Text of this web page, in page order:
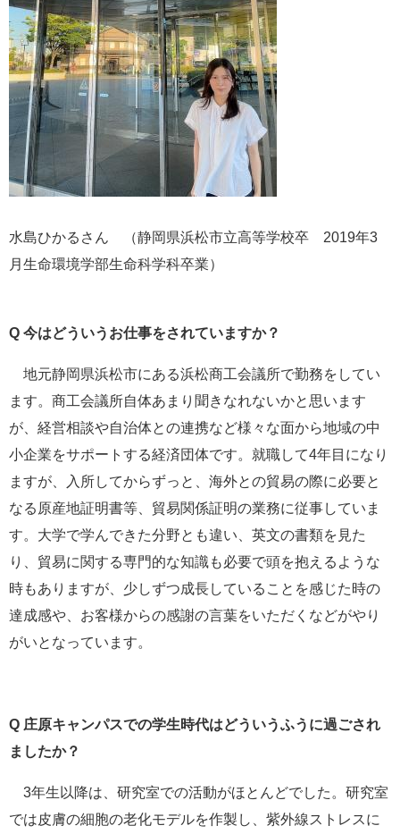
水島ひかるさん （静岡県浜松市立高等学校卒 2019年3
月生命環境学部生命科学科卒業）
Q 今はどういうお仕事をされていますか？
地元静岡県浜松市にある浜松商工会議所で勤務をしてい
ます。商工会議所自体あまり聞きなれないかと思います
が、経営相談や自治体との連携など様々な面から地域の中
小企業をサポートする経済団体です。就職して4年目になり
ますが、入所してからずっと、海外との貿易の際に必要と
なる原産地証明書等、貿易関係証明の業務に従事していま
す。大学で学んできた分野とも違い、英文の書類を見た
り、貿易に関する専門的な知識も必要で頭を抱えるような
時もありますが、少しずつ成長していることを感じた時の
達成感や、お客様からの感謝の言葉をいただくなどがやり
がいとなっています。
Q 庄原キャンパスでの学生時代はどういうふうに過ごされ
ましたか？
3年生以降は、研究室での活動がほとんどでした。研究室
では皮膚の細胞の老化モデルを作製し、紫外線ストレスに